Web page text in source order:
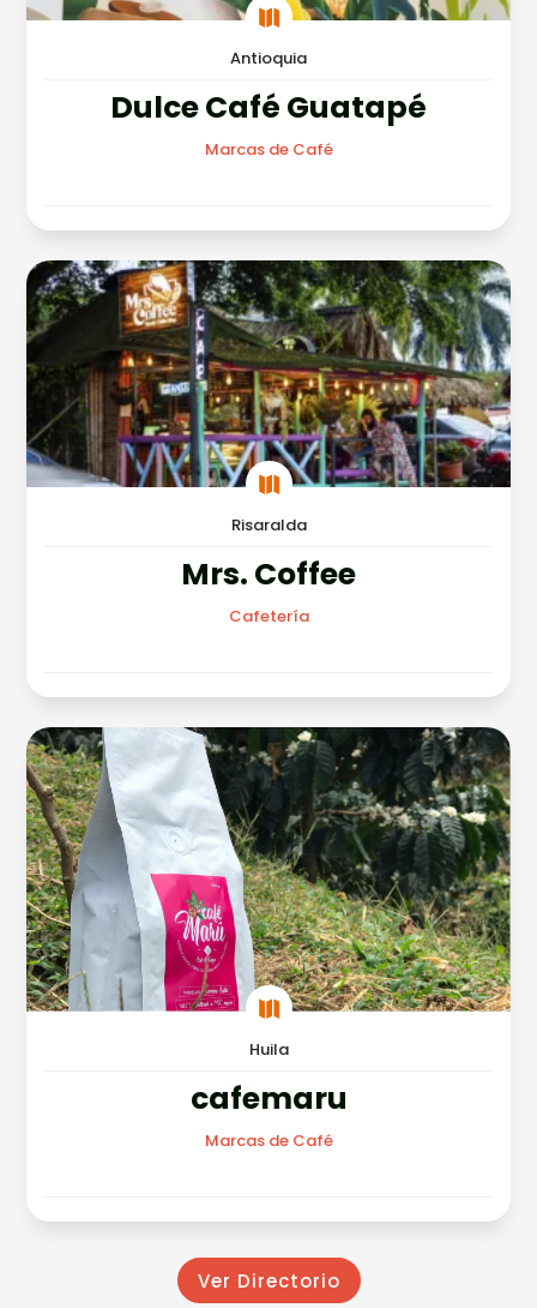

Antioquia
Dulce Café Guatapé
Marcas de Café

Risaralda
Mrs. Coffee
Cafetería

Huila
cafemaru
Marcas de Café
Ver Directorio